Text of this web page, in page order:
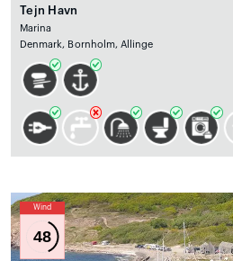
Tejn Havn
Marina
Denmark, Bornholm, Allinge
Wind
48